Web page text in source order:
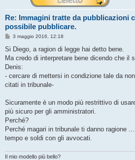
Re: Immagini tratte da pubblicazioni
possibile pubblicare.
M
a
g
i
o
3 maggio 2016, 12:18
Si Diego, a ragion di legge hai detto bene.
Ma credo di interpretare bene dicendo che il
Denis:
- cercare di mettersi in condizione tale da
citati in tribunale-
Sicuramente è un modo più restrittivo di
più sicuro per gli amministratori.
Perché?
Perché magari in tribunale ti danno ragione
tempo e soldi con gli avvocati.
Il mio modello più bello?